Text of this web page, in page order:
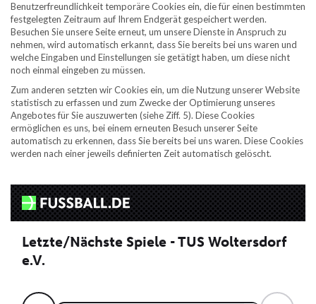
Benutzerfreundlichkeit temporäre Cookies ein, die für einen bestimmten
festgelegten Zeitraum auf Ihrem Endgerät gespeichert werden.
Besuchen Sie unsere Seite erneut, um unsere Dienste in Anspruch zu
nehmen, wird automatisch erkannt, dass Sie bereits bei uns waren und
welche Eingaben und Einstellungen sie getätigt haben, um diese nicht
noch einmal eingeben zu müssen.​
Zum anderen setzten wir Cookies ein, um die Nutzung unserer Website
statistisch zu erfassen und zum Zwecke der Optimierung unseres
Angebotes für Sie auszuwerten (siehe Ziff. 5). Diese Cookies
ermöglichen es uns, bei einem erneuten Besuch unserer Seite
automatisch zu erkennen, dass Sie bereits bei uns waren. Diese Cookies
werden nach einer jeweils definierten Zeit automatisch gelöscht.